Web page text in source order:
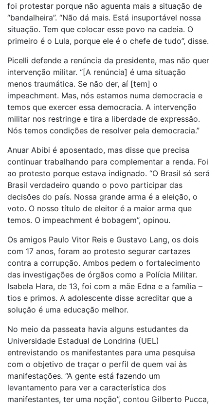
foi protestar porque não aguenta mais a situação de
“bandalheira”. “Não dá mais. Está insuportável nossa
situação. Tem que colocar esse povo na cadeia. O
primeiro é o Lula, porque ele é o chefe de tudo”, disse.
Picelli defende a renúncia da presidente, mas não quer
intervenção militar. “[A renúncia] é uma situação
menos traumática. Se não der, aí [tem] o
impeachment. Mas, nós estamos numa democracia e
temos que exercer essa democracia. A intervenção
militar nos restringe e tira a liberdade de expressão.
Nós temos condições de resolver pela democracia.”
Anuar Abibi é aposentado, mas disse que precisa
continuar trabalhando para complementar a renda. Foi
ao protesto porque estava indignado. “O Brasil só será
Brasil verdadeiro quando o povo participar das
decisões do país. Nossa grande arma é a eleição, o
voto. O nosso título de eleitor é a maior arma que
temos. O impeachment é bobagem”, opinou.
Os amigos Paulo Vitor Reis e Gustavo Lang, os dois
com 17 anos, foram ao protesto segurar cartazes
contra a corrupção. Ambos pedem o fortalecimento
das investigações de órgãos como a Polícia Militar.
Isabela Hara, de 13, foi com a mãe Edna e a família –
tios e primos. A adolescente disse acreditar que a
solução é uma educação melhor.
No meio da passeata havia alguns estudantes da
Universidade Estadual de Londrina (UEL)
entrevistando os manifestantes para uma pesquisa
com o objetivo de traçar o perfil de quem vai às
manifestações. “A gente está fazendo um
levantamento para ver a característica dos
manifestantes, ter uma noção”, contou Gilberto Pucca,